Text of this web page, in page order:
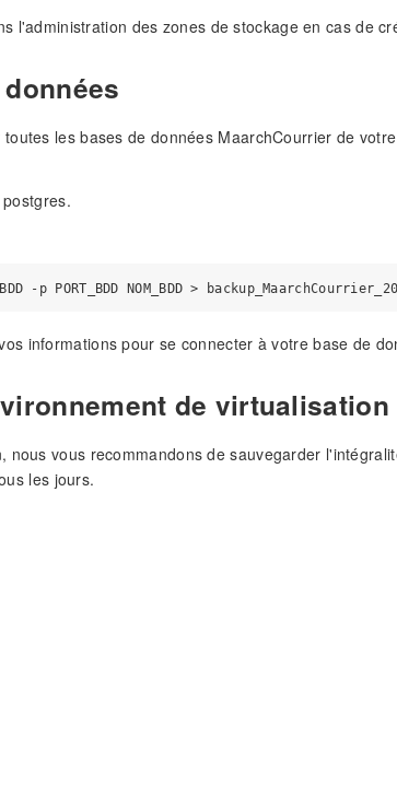
l'administration des zones de stockage en cas de
les bases de données MaarchCourrier de
informations pour se connecter à votre base de
de virtualisation
vous recommandons de sauvegarder
les jours.